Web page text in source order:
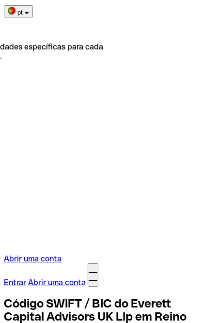
pt
específicas para cada
Abrir uma conta
Entrar Abrir uma conta
Código SWIFT / BIC do Everett
Capital Advisors UK Llp em Reino